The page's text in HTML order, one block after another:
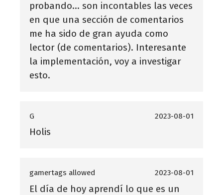
probando... son incontables las veces
en que una sección de comentarios
me ha sido de gran ayuda como
lector (de comentarios). Interesante
la implementación, voy a investigar
esto.
G 2023-08-01
Holis
gamertags allowed 2023-08-01
El día de hoy aprendí lo que es un